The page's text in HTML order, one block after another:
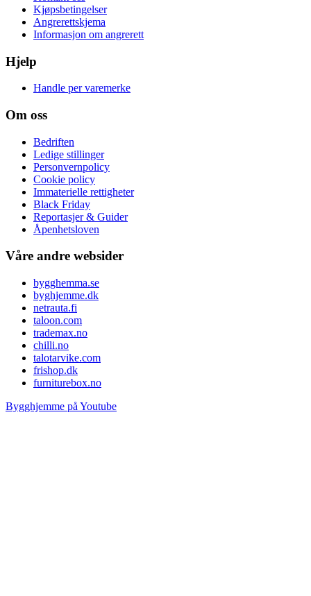
Kjøpsbetingelser
Angrerettskjema
Informasjon om angrerett
Hjelp
Handle per varemerke
Om oss
Bedriften
Ledige stillinger
Personvernpolicy
Cookie policy
Immaterielle rettigheter
Black Friday
Reportasjer & Guider
Åpenhetsloven
Våre andre websider
bygghemma.se
byghjemme.dk
netrauta.fi
taloon.com
trademax.no
chilli.no
talotarvike.com
frishop.dk
furniturebox.no
Bygghjemme på Youtube